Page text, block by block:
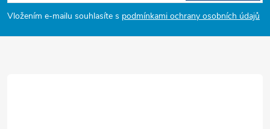
p
a
Vložením e-mailu souhlasíte s podmínkami ochrany osobních údajů